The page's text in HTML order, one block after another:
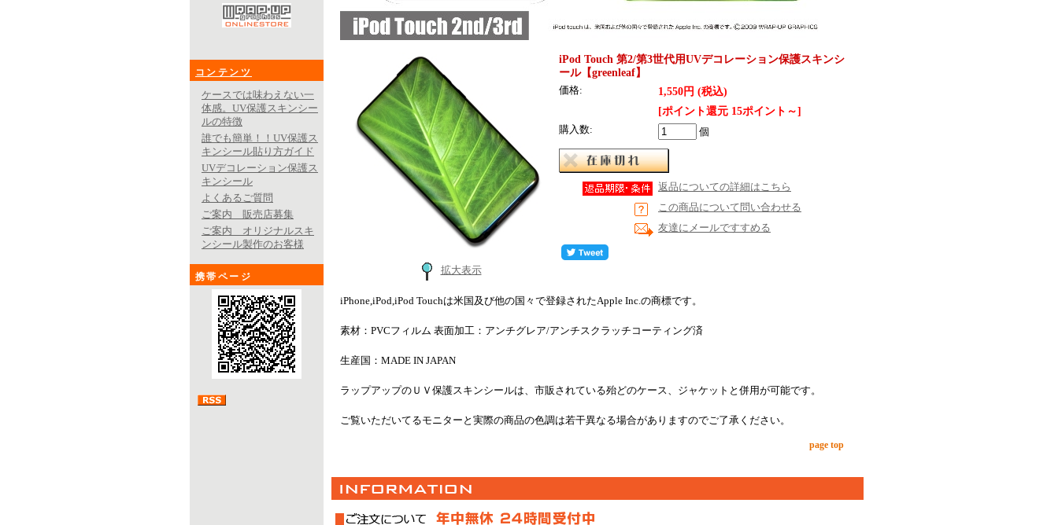
コンテンツ
ケースでは味わえない一
体感。UV保護スキンシー
ルの特徴
誰でも簡単！！UV保護ス
キンシール貼り方ガイド
UVデコレーション保護ス
キンシール
よくあるご質問
ご案内 販売店募集
ご案内 オリジナルスキ
ンシール製作のお客様
携帯ページ
拡大表示
iPod Touch 第2/第3世代用UVデコレーション保護スキンシ
ール【greenleaf】
価格:
1,550円 (税込)
[ポイント還元 15ポイント～]
購入数: 個
返品についての詳細はこちら
この商品について問い合わせる
友達にメールですすめる
iPhone,iPod,iPod Touchは米国及び他の国々で登録されたApple Inc.の商標です。
素材：PVCフィルム 表面加工：アンチグレア/アンチスクラッチコーティング済
生産国：MADE IN JAPAN
ラップアップのＵＶ保護スキンシールは、市販されている殆どのケース、ジャケットと併用が可能です。
ご覧いただいてるモニターと実際の商品の色調は若干異なる場合がありますのでご了承ください。
page top